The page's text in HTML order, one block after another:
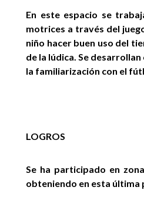
En este espacio se
motrices a través del
niño hacer buen uso del
de la lúdica. Se
la familiarización con el
LOGROS
Se ha participado en
obteniendo en esta última